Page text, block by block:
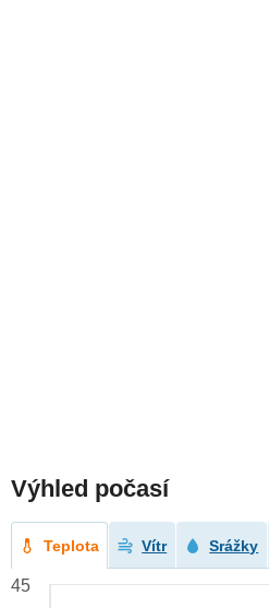
Výhled počasí
Teplota Vítr Srážky
45